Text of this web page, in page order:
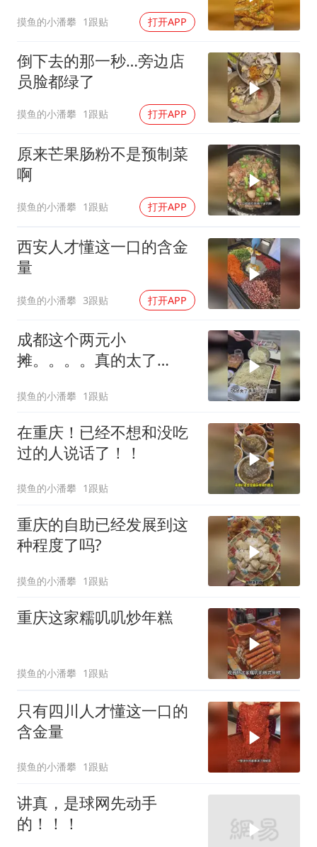
中国经济展现强大韧性和活力
摸鱼的小潘攀 1跟贴 打开APP
倒下去的那一秒…旁边店
员脸都绿了
摸鱼的小潘攀 1跟贴 打开APP
原来芒果肠粉不是预制菜
啊
摸鱼的小潘攀 1跟贴 打开APP
西安人才懂这一口的含金
量
摸鱼的小潘攀 3跟贴 打开APP
成都这个两元小
摊。。。。真的太了
摸鱼的小潘攀 1跟贴
在重庆！已经不想和没吃
过的人说话了！！
摸鱼的小潘攀 1跟贴
重庆的自助已经发展到这
种程度了吗?
摸鱼的小潘攀 1跟贴
重庆这家糯叽叽炒年糕
摸鱼的小潘攀 1跟贴
只有四川人才懂这一口的
含金量
摸鱼的小潘攀 1跟贴
讲真，是球网先动手
的！！！